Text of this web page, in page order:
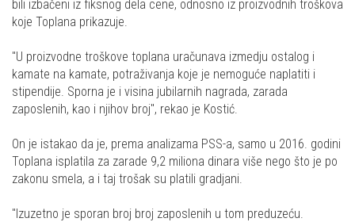
bili izbačeni iz fiksnog dela cene, odnosno iz proizvodnih troškova
koje Toplana prikazuje.
"U proizvodne troškove toplana uračunava izmedju ostalog i
kamate na kamate, potraživanja koje je nemoguće naplatiti i
stipendije. Sporna je i visina jubilarnih nagrada, zarada
zaposlenih, kao i njihov broj", rekao je Kostić.
On je istakao da je, prema analizama PSS-a, samo u 2016. godini
Toplana isplatila za zarade 9,2 miliona dinara više nego što je po
zakonu smela, a i taj trošak su platili gradjani.
"Izuzetno je sporan broj broj zaposlenih u tom preduzeću.